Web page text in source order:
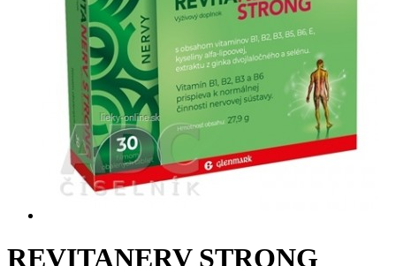
REVITANERV STRONG